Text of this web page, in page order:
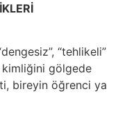
“tehlikeli”
kimliğini gölgede
bireyin öğrenci ya